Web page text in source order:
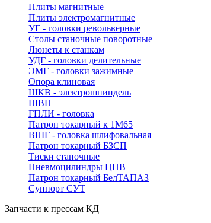
Плиты магнитные
Плиты электромагнитные
УГ - головки револьверные
Столы станочные поворотные
Люнеты к станкам
УДГ - головки делительные
ЭМГ - головки зажимные
Опора клиновая
ШКВ - электрошпиндель
ШВП
ГПЛИ - головка
Патрон токарный к 1М65
ВШГ - головка шлифовальная
Патрон токарный БЗСП
Тиски станочные
Пневмоцилиндры ЦПВ
Патрон токарный БелТАПАЗ
Суппорт СУТ
Запчасти к прессам КД